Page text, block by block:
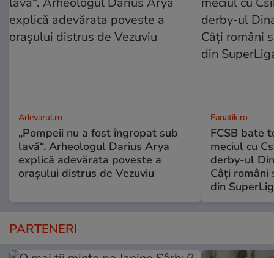
Adevarul.ro
„Pompeii nu a fost îngropat sub
lavă“. Arheologul Darius Arya
explică adevărata poveste a
orașului distrus de Vezuviu
Fanatik.ro
FCSB bate
meciul cu
derby-ul
Câți
din
PARTENERI